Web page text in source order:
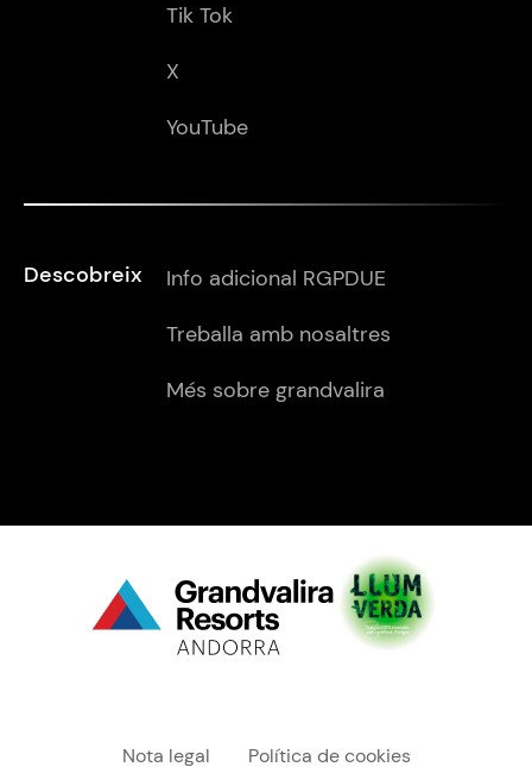
Tik Tok
X
YouTube
Descobreix
Info adicional RGPDUE
Treballa amb nosaltres
Més sobre grandvalira
Menú "legal"
Nota legal Política de cookies